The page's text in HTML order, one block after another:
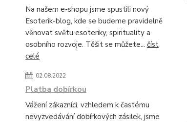
Na našem e-shopu jsme spustili nový
Esoterik-blog, kde se budeme pravidelně
věnovat světu esoteriky, spirituality a
osobního rozvoje. Těšit se můžete... číst
celé
02.08.2022
Platba dobírkou
Vážení zákazníci, vzhledem k častému
nevyzvedávání dobírkových zásilek, jsme